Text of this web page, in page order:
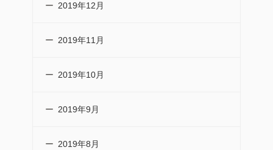
2019年12月
2019年11月
2019年10月
2019年9月
2019年8月